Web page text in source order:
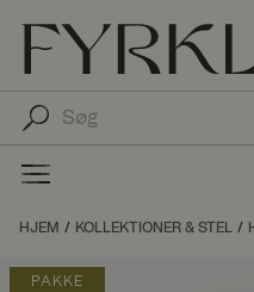
HJEM KOLLEKTIONER & STEL
PAKKE